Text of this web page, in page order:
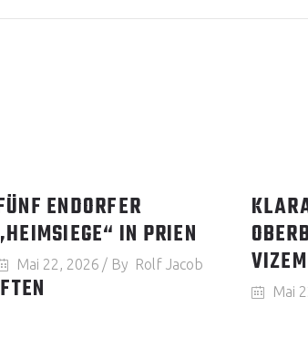
ENDORFER
IN PRIEN
Mai 22, 2026 By Rolf Jacob
Mai